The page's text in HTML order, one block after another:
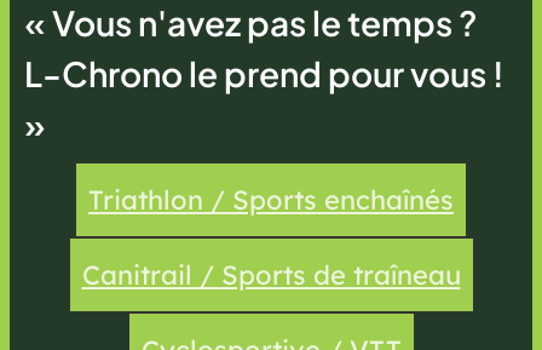
« Vous n'avez pas le temps ?
L-Chrono le prend pour vous !
»
Triathlon / Sports enchaînés
Canitrail / Sports de traîneau